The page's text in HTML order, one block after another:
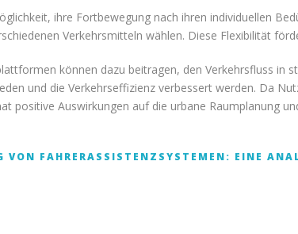
ihre Fortbewegung nach ihren individuellen
Verkehrsmitteln wählen. Diese Flexibilität
können dazu beitragen, den Verkehrsfluss in
und die Verkehrseffizienz verbessert werden. Da
positive Auswirkungen auf die urbane Raumplanung
VON FAHRERASSISTENZSYSTEMEN: EINE